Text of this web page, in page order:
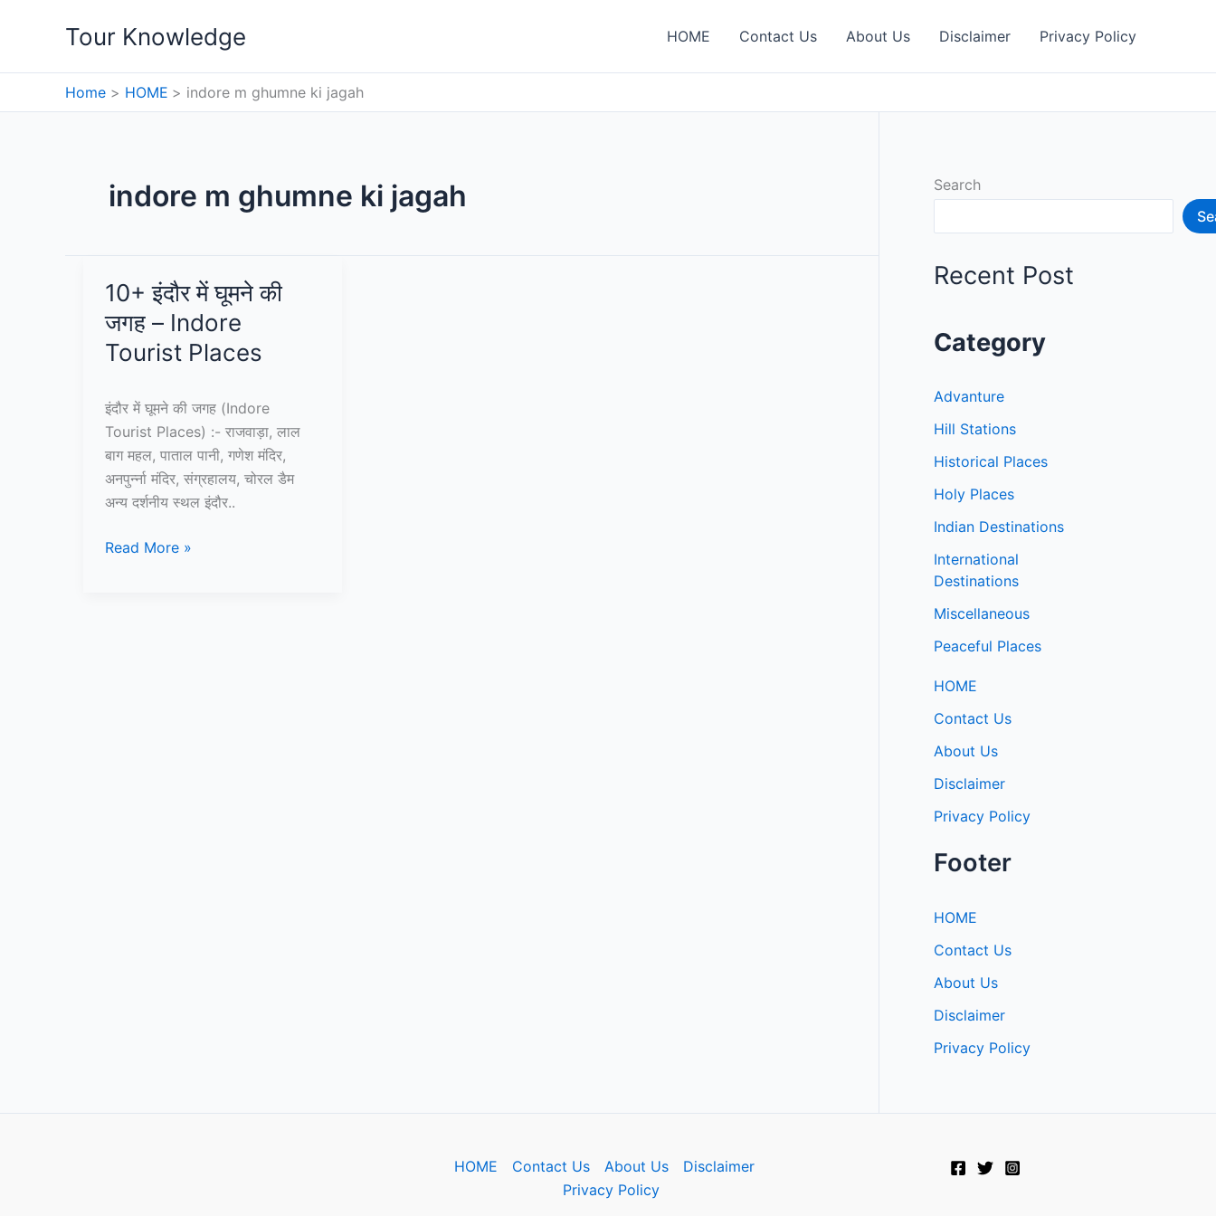
Tour Knowledge HOME Contact Us About Us Disclaimer Privacy Policy
Home HOME indore m ghumne ki jagah
indore m ghumne ki jagah
10+ इंदौर में घूमने की
जगह – Indore
Tourist Places
इंदौर में घूमने की जगह (Indore
Tourist Places) :- राजवाड़ा, लाल
बाग महल, पाताल पानी, गणेश मंदिर,
अनपुर्न्ना मंदिर, संग्रहालय, चोरल डैम
अन्य दर्शनीय स्थल इंदौर..
10+
Read More »
Search
Recent Post
Category
Advanture
Hill Stations
Historical Places
Holy Places
Indian Destinations
International
Destinations
Miscellaneous
Peaceful Places
HOME
Contact Us
About Us
Disclaimer
Privacy Policy
Footer
HOME
Contact Us
About Us
Disclaimer
Privacy Policy
HOME Contact Us About Us
Disclaimer
Privacy Policy